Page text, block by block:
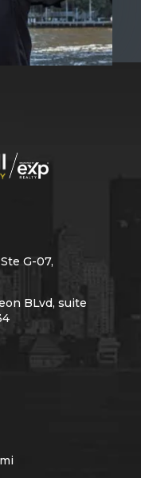
G-07,
BLvd, suite